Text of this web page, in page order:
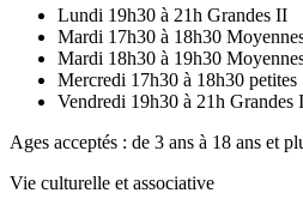
Lundi 19h30 à 21h Grandes II
Mardi 17h30 à 18h30
Mardi 18h30 à 19h30
Mercredi 17h30 à 18h30 petites
Vendredi 19h30 à 21h Grandes I
Ages acceptés : de 3 ans à 18 ans et
Vie culturelle et associative